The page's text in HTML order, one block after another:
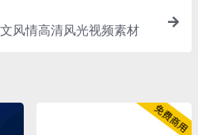
风情高清风光视频素材